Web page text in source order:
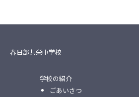
春日部共栄中学校
学校の紹介
ごあいさつ